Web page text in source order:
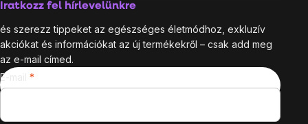
Iratkozz fel hírlevelünkre
és szerezz tippeket az egészséges életmódhoz, exkluzív
akciókat és információkat az új termékekről – csak add meg
az e-mail címed.
E-mail